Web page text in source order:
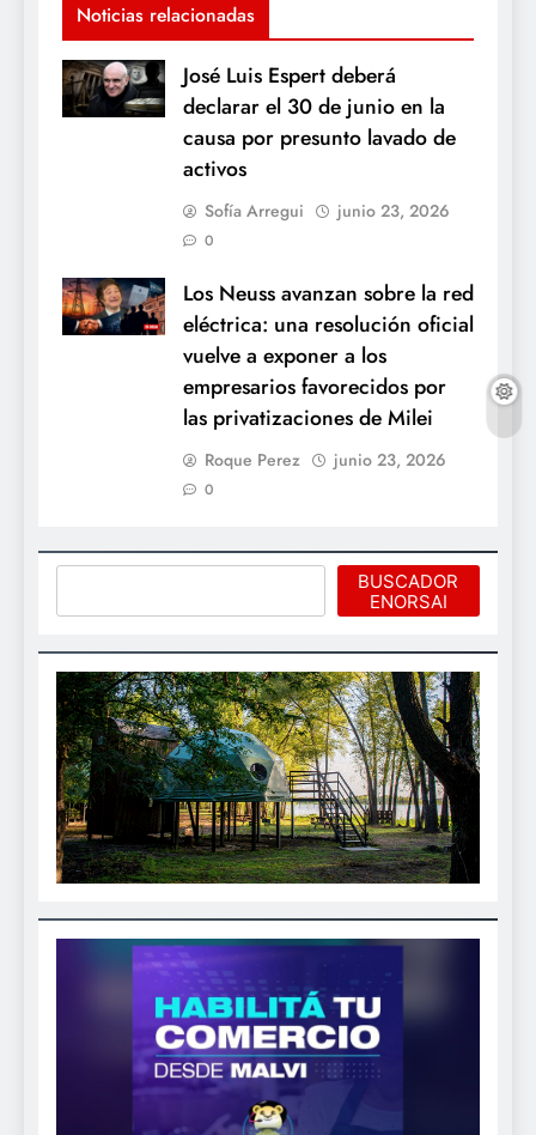
Noticias relacionadas
José Luis Espert deberá
declarar el 30 de junio en la
causa por presunto lavado de
activos
Sofía Arregui junio 23, 2026
0
Los Neuss avanzan sobre la red
eléctrica: una resolución oficial
vuelve a exponer a los
empresarios favorecidos por
las privatizaciones de Milei
Roque Perez junio 23, 2026
0
BUSCADOR
ENORSAI